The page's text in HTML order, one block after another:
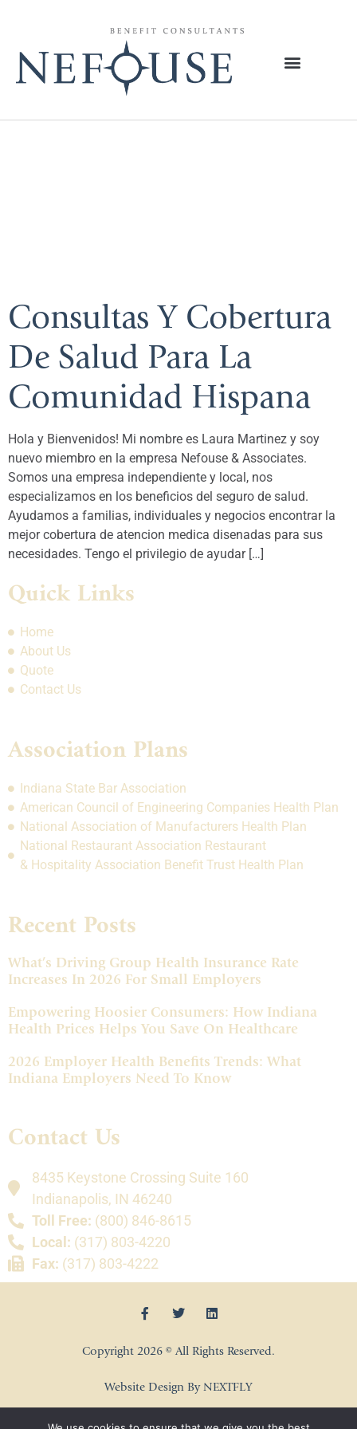
Consultas Y Cobertura
De Salud Para La
Comunidad Hispana
Hola y Bienvenidos! Mi nombre es Laura Martinez y soy
nuevo miembro en la empresa Nefouse & Associates.
Somos una empresa independiente y local, nos
especializamos en los beneficios del seguro de salud.
Ayudamos a familias, individuales y negocios encontrar la
mejor cobertura de atencion medica disenadas para sus
necesidades. Tengo el privilegio de ayudar […]
Quick Links
Home
About Us
Quote
Contact Us
Association Plans
Indiana State Bar Association
American Council of Engineering Companies Health Plan
National Association of Manufacturers Health Plan
National Restaurant Association Restaurant
& Hospitality Association Benefit Trust Health Plan
Recent Posts
What’s Driving Group Health Insurance Rate
Increases In 2026 For Small Employers
Empowering Hoosier Consumers: How Indiana
Health Prices Helps You Save On Healthcare
2026 Employer Health Benefits Trends: What
Indiana Employers Need To Know
Contact Us
8435 Keystone Crossing Suite 160
Indianapolis, IN 46240
Toll Free: (800) 846-8615
Local: (317) 803-4220
Fax: (317) 803-4222
Copyright 2026 © All Rights Reserved.
Website Design By NEXTFLY